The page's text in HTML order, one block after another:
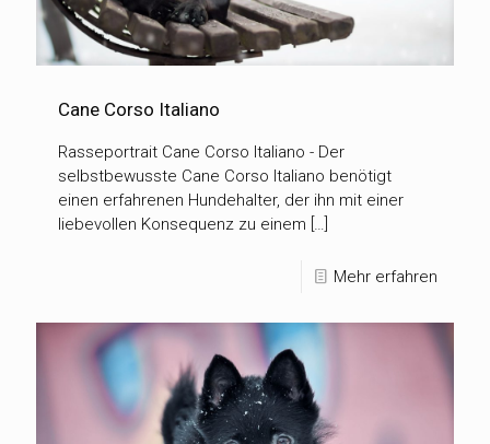
Cane Corso Italiano
Rasseportrait Cane Corso Italiano - Der
selbstbewusste Cane Corso Italiano benötigt
einen erfahrenen Hundehalter, der ihn mit einer
liebevollen Konsequenz zu einem […]
Mehr erfahren